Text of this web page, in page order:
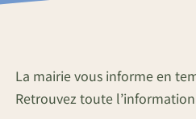
La mairie vous informe en
Retrouvez toute